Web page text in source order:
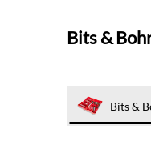
Bits &
Bits &